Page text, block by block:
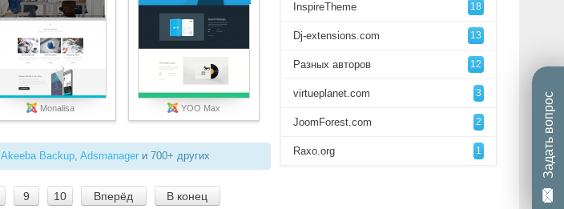
Monalisa YOO Max
Akeeba Backup, Adsmanager и 700+ других
9 10 Вперёд В конец
InspireTheme 18
Dj-extensions.com 13
Разных авторов 12
virtueplanet.com 3
JoomForest.com 2
Raxo.org 1 Задать вопрос